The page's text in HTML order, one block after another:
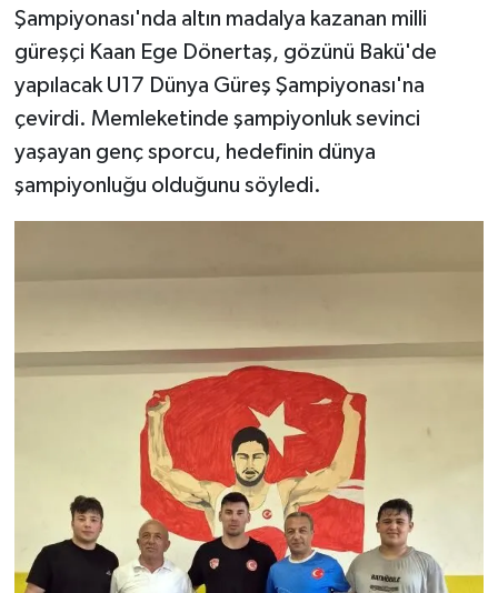
Şampiyonası'nda altın madalya kazanan milli
güreşçi Kaan Ege Dönertaş, gözünü Bakü'de
yapılacak U17 Dünya Güreş Şampiyonası'na
çevirdi. Memleketinde şampiyonluk sevinci
yaşayan genç sporcu, hedefinin dünya
şampiyonluğu olduğunu söyledi.